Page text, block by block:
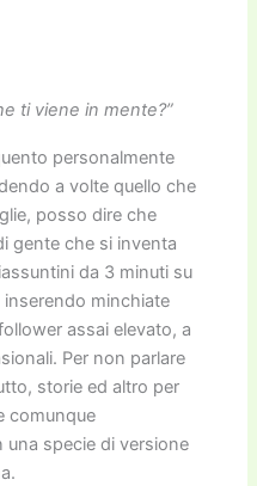
ti viene in mente?”
personalmente
a volte quello che
posso dire che
gente che si inventa
da 3 minuti su
minchiate
assai elevato, a
Per non parlare
storie ed altro per
comunque
specie di versione